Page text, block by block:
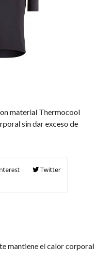
material Thermocool
sin dar exceso de
Twitter
mantiene el calor corporal